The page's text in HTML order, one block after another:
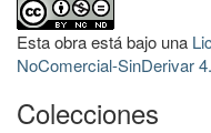
Esta obra está bajo una
NoComercial-SinDerivar
Colecciones